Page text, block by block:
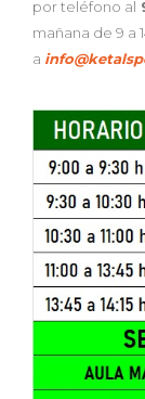
por teléfono al
mañana de 9 a
a